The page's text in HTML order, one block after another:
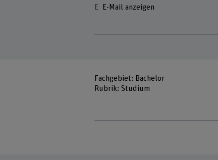
E-Mail anzeigen
Fachgebiet: Bachelor
Rubrik: Studium